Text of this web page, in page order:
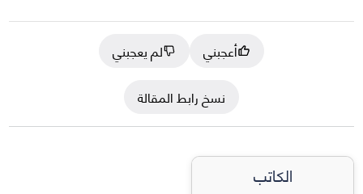
أعجبني
لم يعجبني
نسخ رابط المقالة
الكاتب